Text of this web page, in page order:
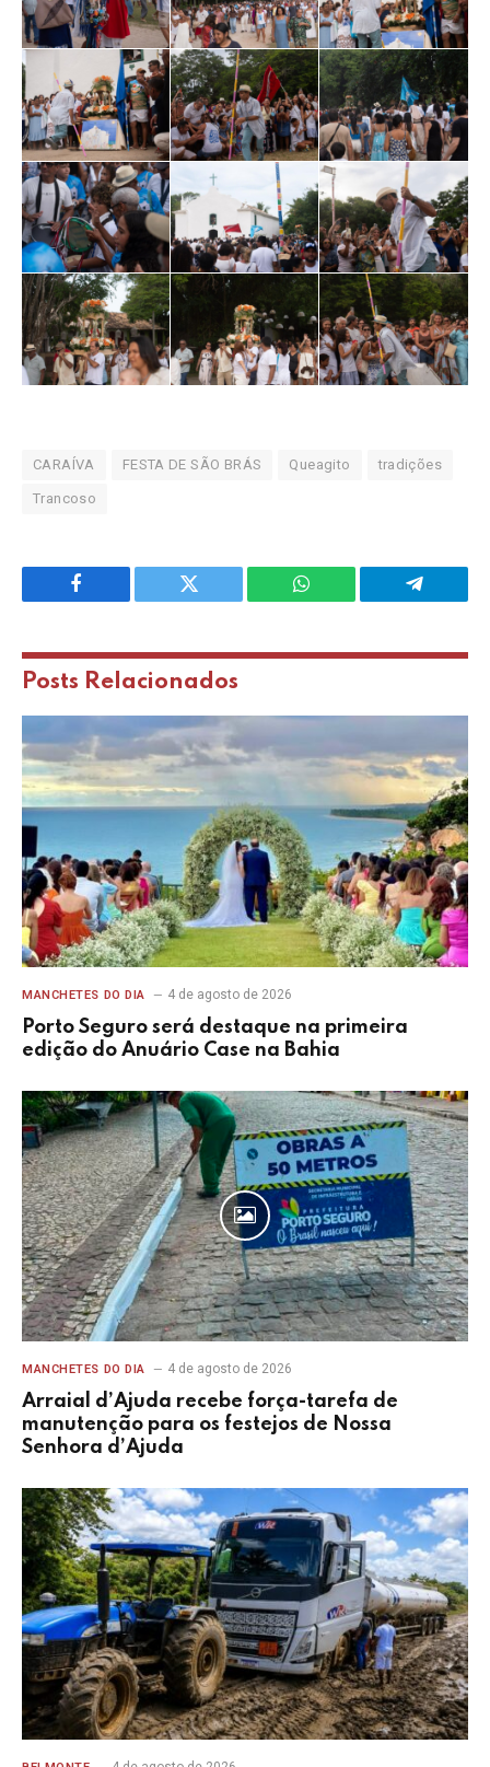
CARAÍVA FESTA DE SÃO BRÁS Queagito tradições
Trancoso
Facebook Twitter WhatsApp Telegram
Posts Relacionados
MANCHETES DO DIA 4 de agosto de 2026
Porto Seguro será destaque na primeira
edição do Anuário Case na Bahia
MANCHETES DO DIA 4 de agosto de 2026
Arraial d’Ajuda recebe força-tarefa de
manutenção para os festejos de Nossa
Senhora d’Ajuda